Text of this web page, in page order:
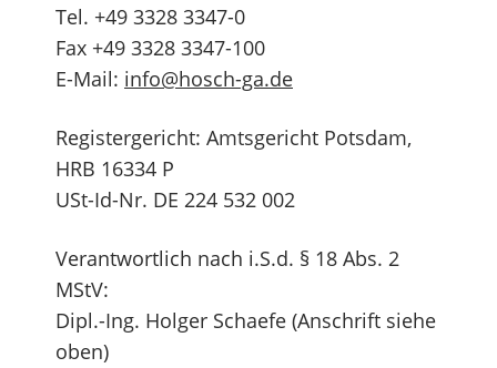
Tel. +49 3328 3347-0
Fax +49 3328 3347-100
E-Mail: info@hosch-ga.de
Registergericht: Amtsgericht Potsdam,
HRB 16334 P
USt-Id-Nr. DE 224 532 002
Verantwortlich nach i.S.d. § 18 Abs. 2
MStV:
Dipl.-Ing. Holger Schaefe (Anschrift siehe
oben)